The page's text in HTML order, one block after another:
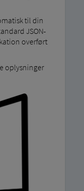
til din
JSON-
overført
oplysninger